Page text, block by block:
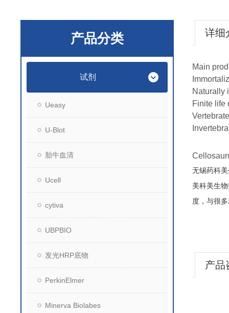
产品分类
试剂
Ueasy
U-Blot
胎牛血清
Ucell
cytiva
UBPBIO
发光HRP底物
PerkinElmer
Minerva Biolabes
详细
Main
Naturally
Finite life
无锡药科
美科美生
度，与很
产品